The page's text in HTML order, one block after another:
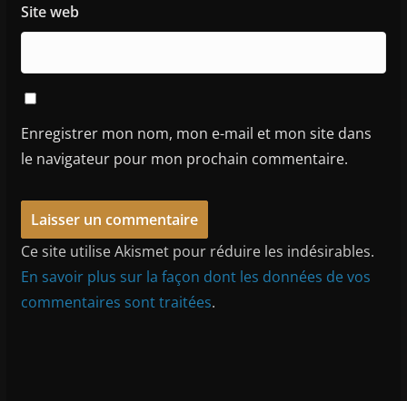
Site web
Enregistrer mon nom, mon e-mail et mon site dans
le navigateur pour mon prochain commentaire.
Ce site utilise Akismet pour réduire les indésirables.
En savoir plus sur la façon dont les données de vos
commentaires sont traitées.